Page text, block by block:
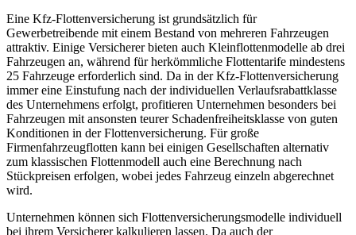
Eine Kfz-Flottenversicherung ist grundsätzlich für
Gewerbetreibende mit einem Bestand von mehreren Fahrzeugen
attraktiv. Einige Versicherer bieten auch Kleinflottenmodelle ab drei
Fahrzeugen an, während für herkömmliche Flottentarife mindestens
25 Fahrzeuge erforderlich sind. Da in der Kfz-Flottenversicherung
immer eine Einstufung nach der individuellen Verlaufsrabattklasse
des Unternehmens erfolgt, profitieren Unternehmen besonders bei
Fahrzeugen mit ansonsten teurer Schadenfreiheitsklasse von guten
Konditionen in der Flottenversicherung. Für große
Firmenfahrzeugflotten kann bei einigen Gesellschaften alternativ
zum klassischen Flottenmodell auch eine Berechnung nach
Stückpreisen erfolgen, wobei jedes Fahrzeug einzeln abgerechnet
wird.
Unternehmen können sich Flottenversicherungsmodelle individuell
bei ihrem Versicherer kalkulieren lassen. Da auch der